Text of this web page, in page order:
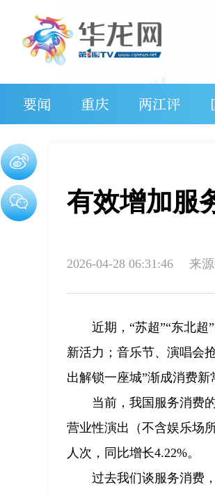
要闻 重庆 两江评
有效增加服
2026-04-28 06:31:46 来源
近期，“苏超”“东北
新活力；音乐节、演唱会
出解锁一座城”渐成消费新
当前，我国服务消费
营业性演出（不含娱乐场
人次，同比增长4.22%。
过去我们谈服务消费